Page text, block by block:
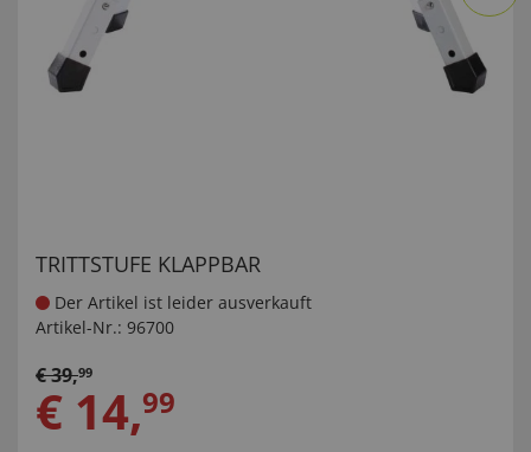
TRITTSTUFE KLAPPBAR
Der Artikel ist leider ausverkauft
Artikel-Nr.: 96700
€39,99
€ 14,99